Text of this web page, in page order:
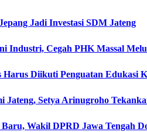
Jadi Investasi SDM Jateng
Industri, Cegah PHK Massal
Diikuti Penguatan Edukasi
Setya Arinugroho
Wakil DPRD Jawa Tengah